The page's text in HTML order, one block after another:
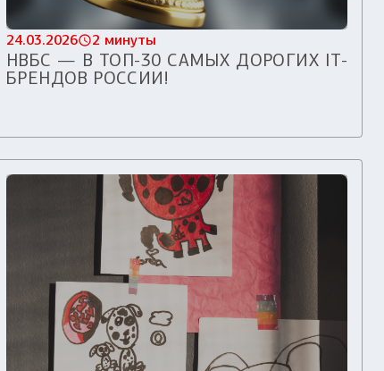
24.03.2026 2 минуты
НВБС — В ТОП-30 САМЫХ ДОРОГИХ IT-
БРЕНДОВ РОССИИ!